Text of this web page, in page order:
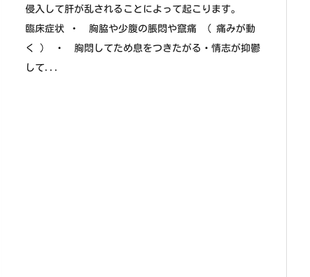
侵入して肝が乱されることによって起こります。
臨床症状 ・ 胸脇や少腹の脹悶や竄痛 （ 痛みが動
く ） ・ 胸悶してため息をつきたがる・情志が抑鬱
して...